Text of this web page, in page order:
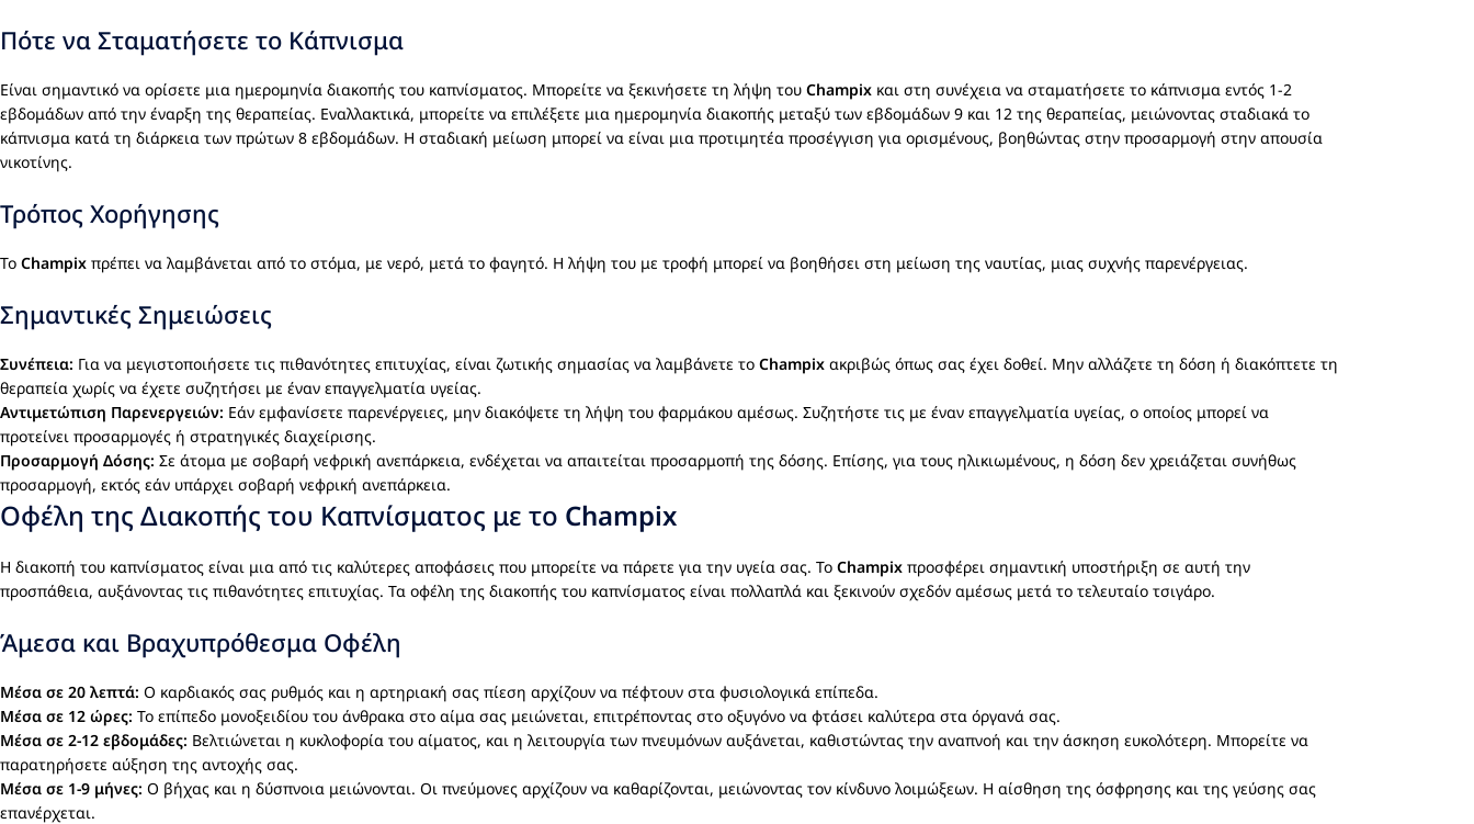
Πότε να Σταματήσετε το Κάπνισμα
Είναι σημαντικό να ορίσετε μια ημερομηνία διακοπής του καπνίσματος. Μπορείτε να ξεκινήσετε τη λήψη του Champix και στη συνέχεια να σταματήσετε το κάπνισμα εντός 1-2
εβδομάδων από την έναρξη της θεραπείας. Εναλλακτικά, μπορείτε να επιλέξετε μια ημερομηνία διακοπής μεταξύ των εβδομάδων 9 και 12 της θεραπείας, μειώνοντας σταδιακά το
κάπνισμα κατά τη διάρκεια των πρώτων 8 εβδομάδων. Η σταδιακή μείωση μπορεί να είναι μια προτιμητέα προσέγγιση για ορισμένους, βοηθώντας στην προσαρμογή στην απουσία
νικοτίνης.
Τρόπος Χορήγησης
Το Champix πρέπει να λαμβάνεται από το στόμα, με νερό, μετά το φαγητό. Η λήψη του με τροφή μπορεί να βοηθήσει στη μείωση της ναυτίας, μιας συχνής παρενέργειας.
Σημαντικές Σημειώσεις
Συνέπεια: Για να μεγιστοποιήσετε τις πιθανότητες επιτυχίας, είναι ζωτικής σημασίας να λαμβάνετε το Champix ακριβώς όπως σας έχει δοθεί. Μην αλλάζετε τη δόση ή διακόπτετε τη
θεραπεία χωρίς να έχετε συζητήσει με έναν επαγγελματία υγείας.
Αντιμετώπιση Παρενεργειών: Εάν εμφανίσετε παρενέργειες, μην διακόψετε τη λήψη του φαρμάκου αμέσως. Συζητήστε τις με έναν επαγγελματία υγείας, ο οποίος μπορεί να
προτείνει προσαρμογές ή στρατηγικές διαχείρισης.
Προσαρμογή Δόσης: Σε άτομα με σοβαρή νεφρική ανεπάρκεια, ενδέχεται να απαιτείται προσαρμοπή της δόσης. Επίσης, για τους ηλικιωμένους, η δόση δεν χρειάζεται συνήθως
προσαρμογή, εκτός εάν υπάρχει σοβαρή νεφρική ανεπάρκεια.
Οφέλη της Διακοπής του Καπνίσματος με το Champix
Η διακοπή του καπνίσματος είναι μια από τις καλύτερες αποφάσεις που μπορείτε να πάρετε για την υγεία σας. Το Champix προσφέρει σημαντική υποστήριξη σε αυτή την
προσπάθεια, αυξάνοντας τις πιθανότητες επιτυχίας. Τα οφέλη της διακοπής του καπνίσματος είναι πολλαπλά και ξεκινούν σχεδόν αμέσως μετά το τελευταίο τσιγάρο.
Άμεσα και Βραχυπρόθεσμα Οφέλη
Μέσα σε 20 λεπτά: Ο καρδιακός σας ρυθμός και η αρτηριακή σας πίεση αρχίζουν να πέφτουν στα φυσιολογικά επίπεδα.
Μέσα σε 12 ώρες: Το επίπεδο μονοξειδίου του άνθρακα στο αίμα σας μειώνεται, επιτρέποντας στο οξυγόνο να φτάσει καλύτερα στα όργανά σας.
Μέσα σε 2-12 εβδομάδες: Βελτιώνεται η κυκλοφορία του αίματος, και η λειτουργία των πνευμόνων αυξάνεται, καθιστώντας την αναπνοή και την άσκηση ευκολότερη. Μπορείτε να
παρατηρήσετε αύξηση της αντοχής σας.
Μέσα σε 1-9 μήνες: Ο βήχας και η δύσπνοια μειώνονται. Οι πνεύμονες αρχίζουν να καθαρίζονται, μειώνοντας τον κίνδυνο λοιμώξεων. Η αίσθηση της όσφρησης και της γεύσης σας
επανέρχεται.